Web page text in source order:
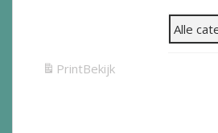
Alle
PrintBekijk